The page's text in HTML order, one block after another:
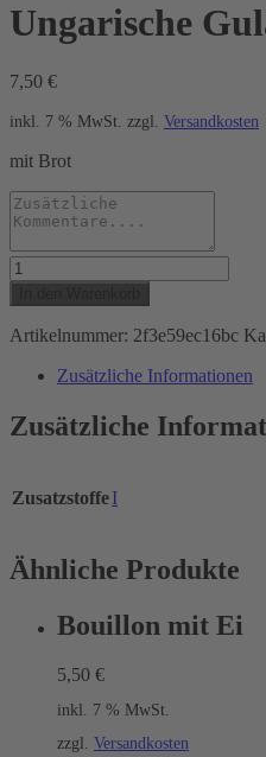
Ungarische
7,50 €
inkl. 7 % MwSt. zzgl. Versandkosten
mit Brot
Ungarische
Gulaschsuppe
Menge
Artikelnummer: 2f3e59ec16bc
Zusätzliche Informationen
Zusätzliche
ZusatzstoffeI
Ähnliche Produkte
Bouillon mit Ei
5,50 €
inkl. 7 % MwSt.
zzgl. Versandkosten